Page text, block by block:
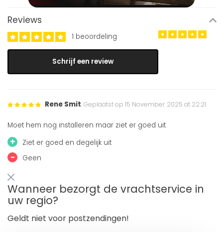
Reviews
1 beoordeling
Schrijf een review
Rene Smit Geplaatst op 15 November 2025 at 22:21
Moet hem nog installeren maar ziet er goed uit
+ Ziet er goed en degelijk uit
- Geen
Wanneer bezorgt de vrachtservice in
uw regio?
Geldt niet voor postzendingen!